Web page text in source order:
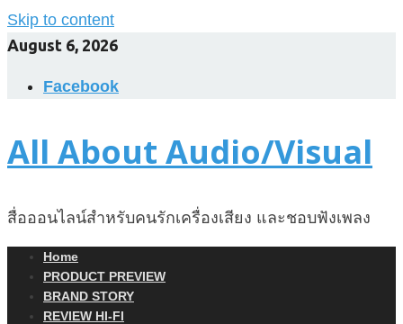
Skip to content
August 6, 2026
Facebook
All About Audio/Visual
สื่อออนไลน์สำหรับคนรักเครื่องเสียง และชอบฟังเพลง
Home
PRODUCT PREVIEW
BRAND STORY
REVIEW HI-FI